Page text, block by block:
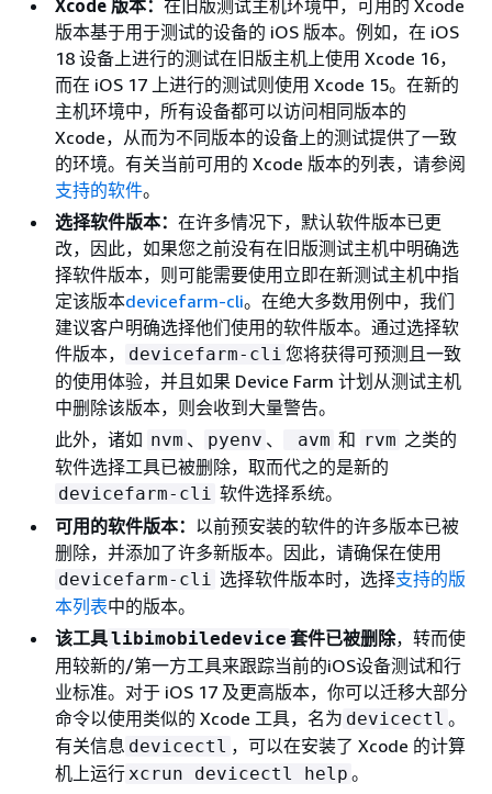
Xcode 版本： 在旧版测试主机环境中，可用的 Xcode
版本基于用于测试的设备的 iOS 版本。例如，在 iOS
18 设备上进行的测试在旧版主机上使用 Xcode 16，
而在 iOS 17 上进行的测试则使用 Xcode 15。在新的
主机环境中，所有设备都可以访问相同版本的
Xcode，从而为不同版本的设备上的测试提供了一致
的环境。有关当前可用的 Xcode 版本的列表，请参阅
支持的软件。
选择软件版本： 在许多情况下，默认软件版本已更
改，因此，如果您之前没有在旧版测试主机中明确选
择软件版本，则可能需要使用立即在新测试主机中指
定该版本devicefarm-cli。在绝大多数用例中，我们
建议客户明确选择他们使用的软件版本。通过选择软
件版本，
devicefarm-cli 您将获得可预测且一致
的使用体验，并且如果 Device Farm 计划从测试主机
中删除该版本，则会收到大量警告。
此外，诸如 nvm 、 pyenv 、 avm 和 rvm 之类的
软件选择工具已被删除，取而代之的是新的
devicefarm-cli 软件选择系统。
可用的软件版本： 以前预安装的软件的许多版本已被
删除，并添加了许多新版本。因此，请确保在使用
devicefarm-cli 选择软件版本时，选择支持的版
本列表中的版本。
该工具libimobiledevice 套件已被删除，转而使
用较新的/第一方工具来跟踪当前的iOS设备测试和行
业标准。对于 iOS 17 及更高版本，你可以迁移大部分
命令以使用类似的 Xcode 工具，名为 devicectl 。
有关信息 devicectl ，可以在安装了 Xcode 的计算
机上运行xcrun devicectl help 。